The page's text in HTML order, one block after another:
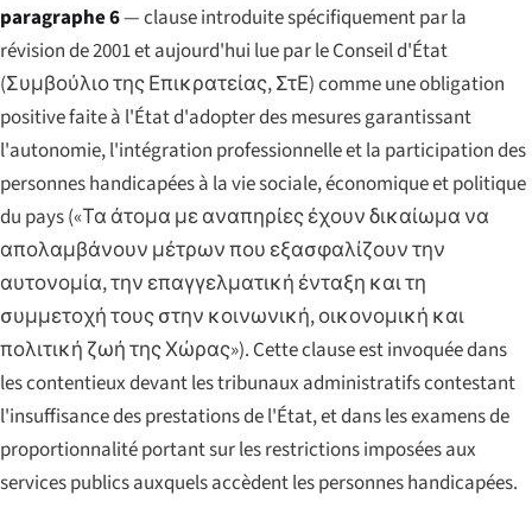
paragraphe 6— clause introduite spécifiquement par la
révision de 2001 et aujourd'hui lue par le Conseil d'État
(Συμβούλιο της Επικρατείας, ΣτΕ) comme une obligation
positive faite à l'État d'adopter des mesures garantissant
l'autonomie, l'intégration professionnelle et la participation des
personnes handicapées à la vie sociale, économique et politique
du pays («Τα άτομα με αναπηρίες έχουν δικαίωμα να
απολαμβάνουν μέτρων που εξασφαλίζουν την
αυτονομία, την επαγγελματική ένταξη και τη
συμμετοχή τους στην κοινωνική, οικονομική και
πολιτική ζωή της Χώρας»). Cette clause est invoquée dans
les contentieux devant les tribunaux administratifs contestant
l'insuffisance des prestations de l'État, et dans les examens de
proportionnalité portant sur les restrictions imposées aux
services publics auxquels accèdent les personnes handicapées.